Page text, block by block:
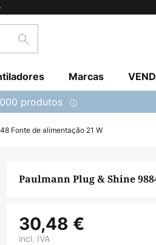
Pesquisar
Marcas
produtos
Fonte de alimentação 21 W
Paulmann Plug & Shine
30,48 €
incl. IVA